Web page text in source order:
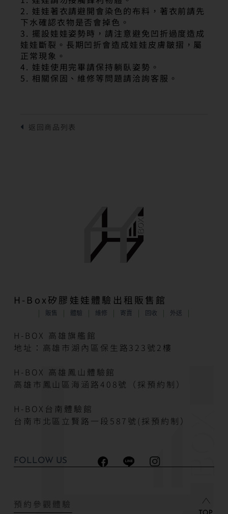
2. 娃娃著衣請避開會染色的布料，著衣前請先
下水確認衣物是否會掉色。
3. 擺設娃娃姿勢時，請注意避免凹折過度造成
娃娃斷裂。長期凹折會造成娃娃皮膚皺摺，屬
正常現象。
4. 娃娃使用完畢請保持躺臥姿勢。
5. 相關保固、維修等問題請洽詢客服。
H-Box矽膠娃娃體驗出租販售館
販售 體驗 維修 寄賣 回收 外送
H-BOX 高雄旗艦館
地址：高雄市湖內區保生路323號2樓
H-BOX 高雄鳳山體驗館
高雄市鳳山區海涵路408號（採預約制）
H-BOX台南體驗館
台南市北區立賢路一段587號(採預約制）
FOLLOW US
預約參觀體驗